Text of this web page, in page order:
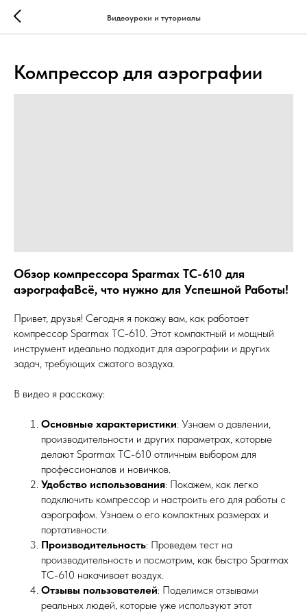
Видеоуроки и туториалы
Компрессор для аэрографии
Обзор компрессора Sparmax TC-610 для
аэрографаВсё, что нужно для Успешной Работы!
Привет, друзья! Сегодня я покажу вам, как работает
компрессор Sparmax TC-610. Этот компактный и мощный
инструмент идеально подходит для аэрографии и других
задач, требующих сжатого воздуха.
В видео я расскажу:
Основные характеристики: Узнаем о давлении,
производительности и других параметрах, которые
делают Sparmax TC-610 отличным выбором для
профессионалов и новичков.
Удобство использования: Покажем, как легко
подключить компрессор и настроить его для работы с
аэрографом. Узнаем о его компактных размерах и
портативности.
Производительность: Проведем тест на
производительность и посмотрим, как быстро Sparmax
TC-610 накачивает воздух.
Отзывы пользователей: Поделимся отзывами
реальных людей, которые уже используют этот